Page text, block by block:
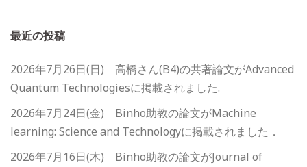
最近の投稿
2026年7月26日(日) 高橋さん(B4)の共著論文がAdvanced
Quantum Technologiesに掲載されました.
2026年7月24日(金) Binho助教の論文がMachine
learning: Science and Technologyに掲載されました．
2026年7月16日(木) Binho助教の論文がJournal of